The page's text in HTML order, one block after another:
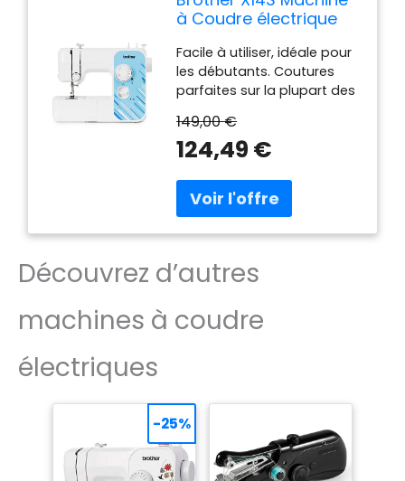
à Coudre électrique
Facile à utiliser, idéale pour
les débutants. Coutures
parfaites sur la plupart des
couches de tissu. Idéale
également pour le jeans.
pour coudre sur des tissus
exigeants, difficiles à
machine résistante qui
répondra à tous vos
besoins quotidiens de
robuste. Cette machine à
bras libre pour coudre sur
les pantalons et de
nombreux autres
accessoires inclus. Bon
149,00 €
124,49 €
Découvrez d’autres
machines à coudre
électriques
-25%